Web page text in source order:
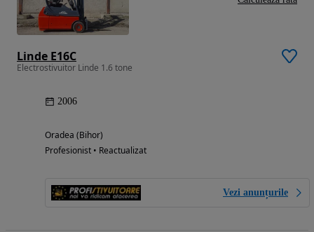
Linde E16C
Electrostivuitor Linde 1.6 tone
2006
Oradea (Bihor)
Profesionist • Reactualizat
Vezi anunțurile